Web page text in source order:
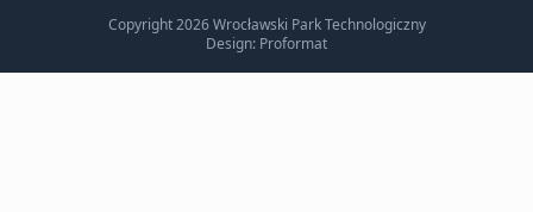
Copyright 2026 Wrocławski Park Technologiczny
Design: Proformat